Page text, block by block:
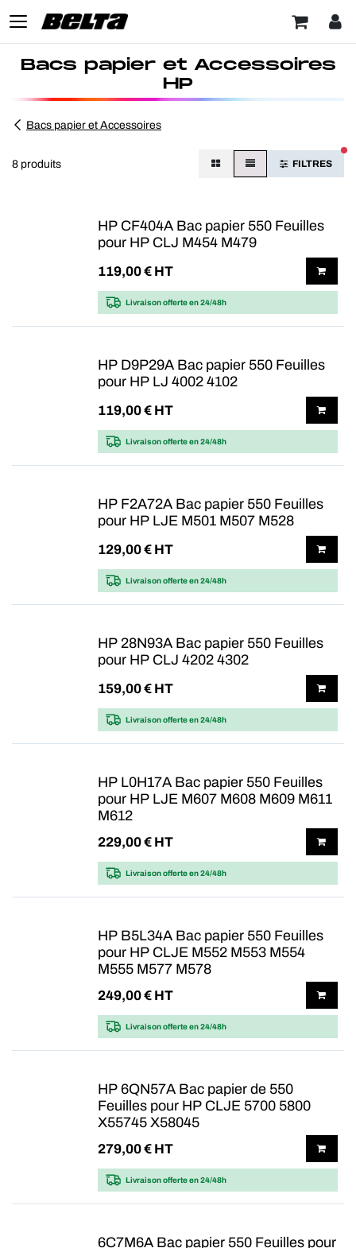
Bacs papier et Accessoires
HP
Bacs papier et Accessoires
8 produits FILTRES
HP CF404A Bac papier 550 Feuilles
pour HP CLJ M454 M479
119,00€ HT
Livraison offerteen 24/48h
HP D9P29A Bac papier 550 Feuilles
pour HP LJ 4002 4102
119,00€ HT
Livraison offerteen 24/48h
HP F2A72A Bac papier 550 Feuilles
pour HP LJE M501 M507 M528
129,00€ HT
Livraison offerteen 24/48h
HP 28N93A Bac papier 550 Feuilles
pour HP CLJ 4202 4302
159,00€ HT
Livraison offerteen 24/48h
HP L0H17A Bac papier 550 Feuilles
pour HP LJE M607 M608 M609 M611
M612
229,00€ HT
Livraison offerteen 24/48h
HP B5L34A Bac papier 550 Feuilles
pour HP CLJE M552 M553 M554
M555 M577 M578
249,00€ HT
Livraison offerteen 24/48h
HP 6QN57A Bac papier de 550
Feuilles pour HP CLJE 5700 5800
X55745 X58045
279,00€ HT
Livraison offerteen 24/48h
6C7M6A Bac papier 550 Feuilles pour